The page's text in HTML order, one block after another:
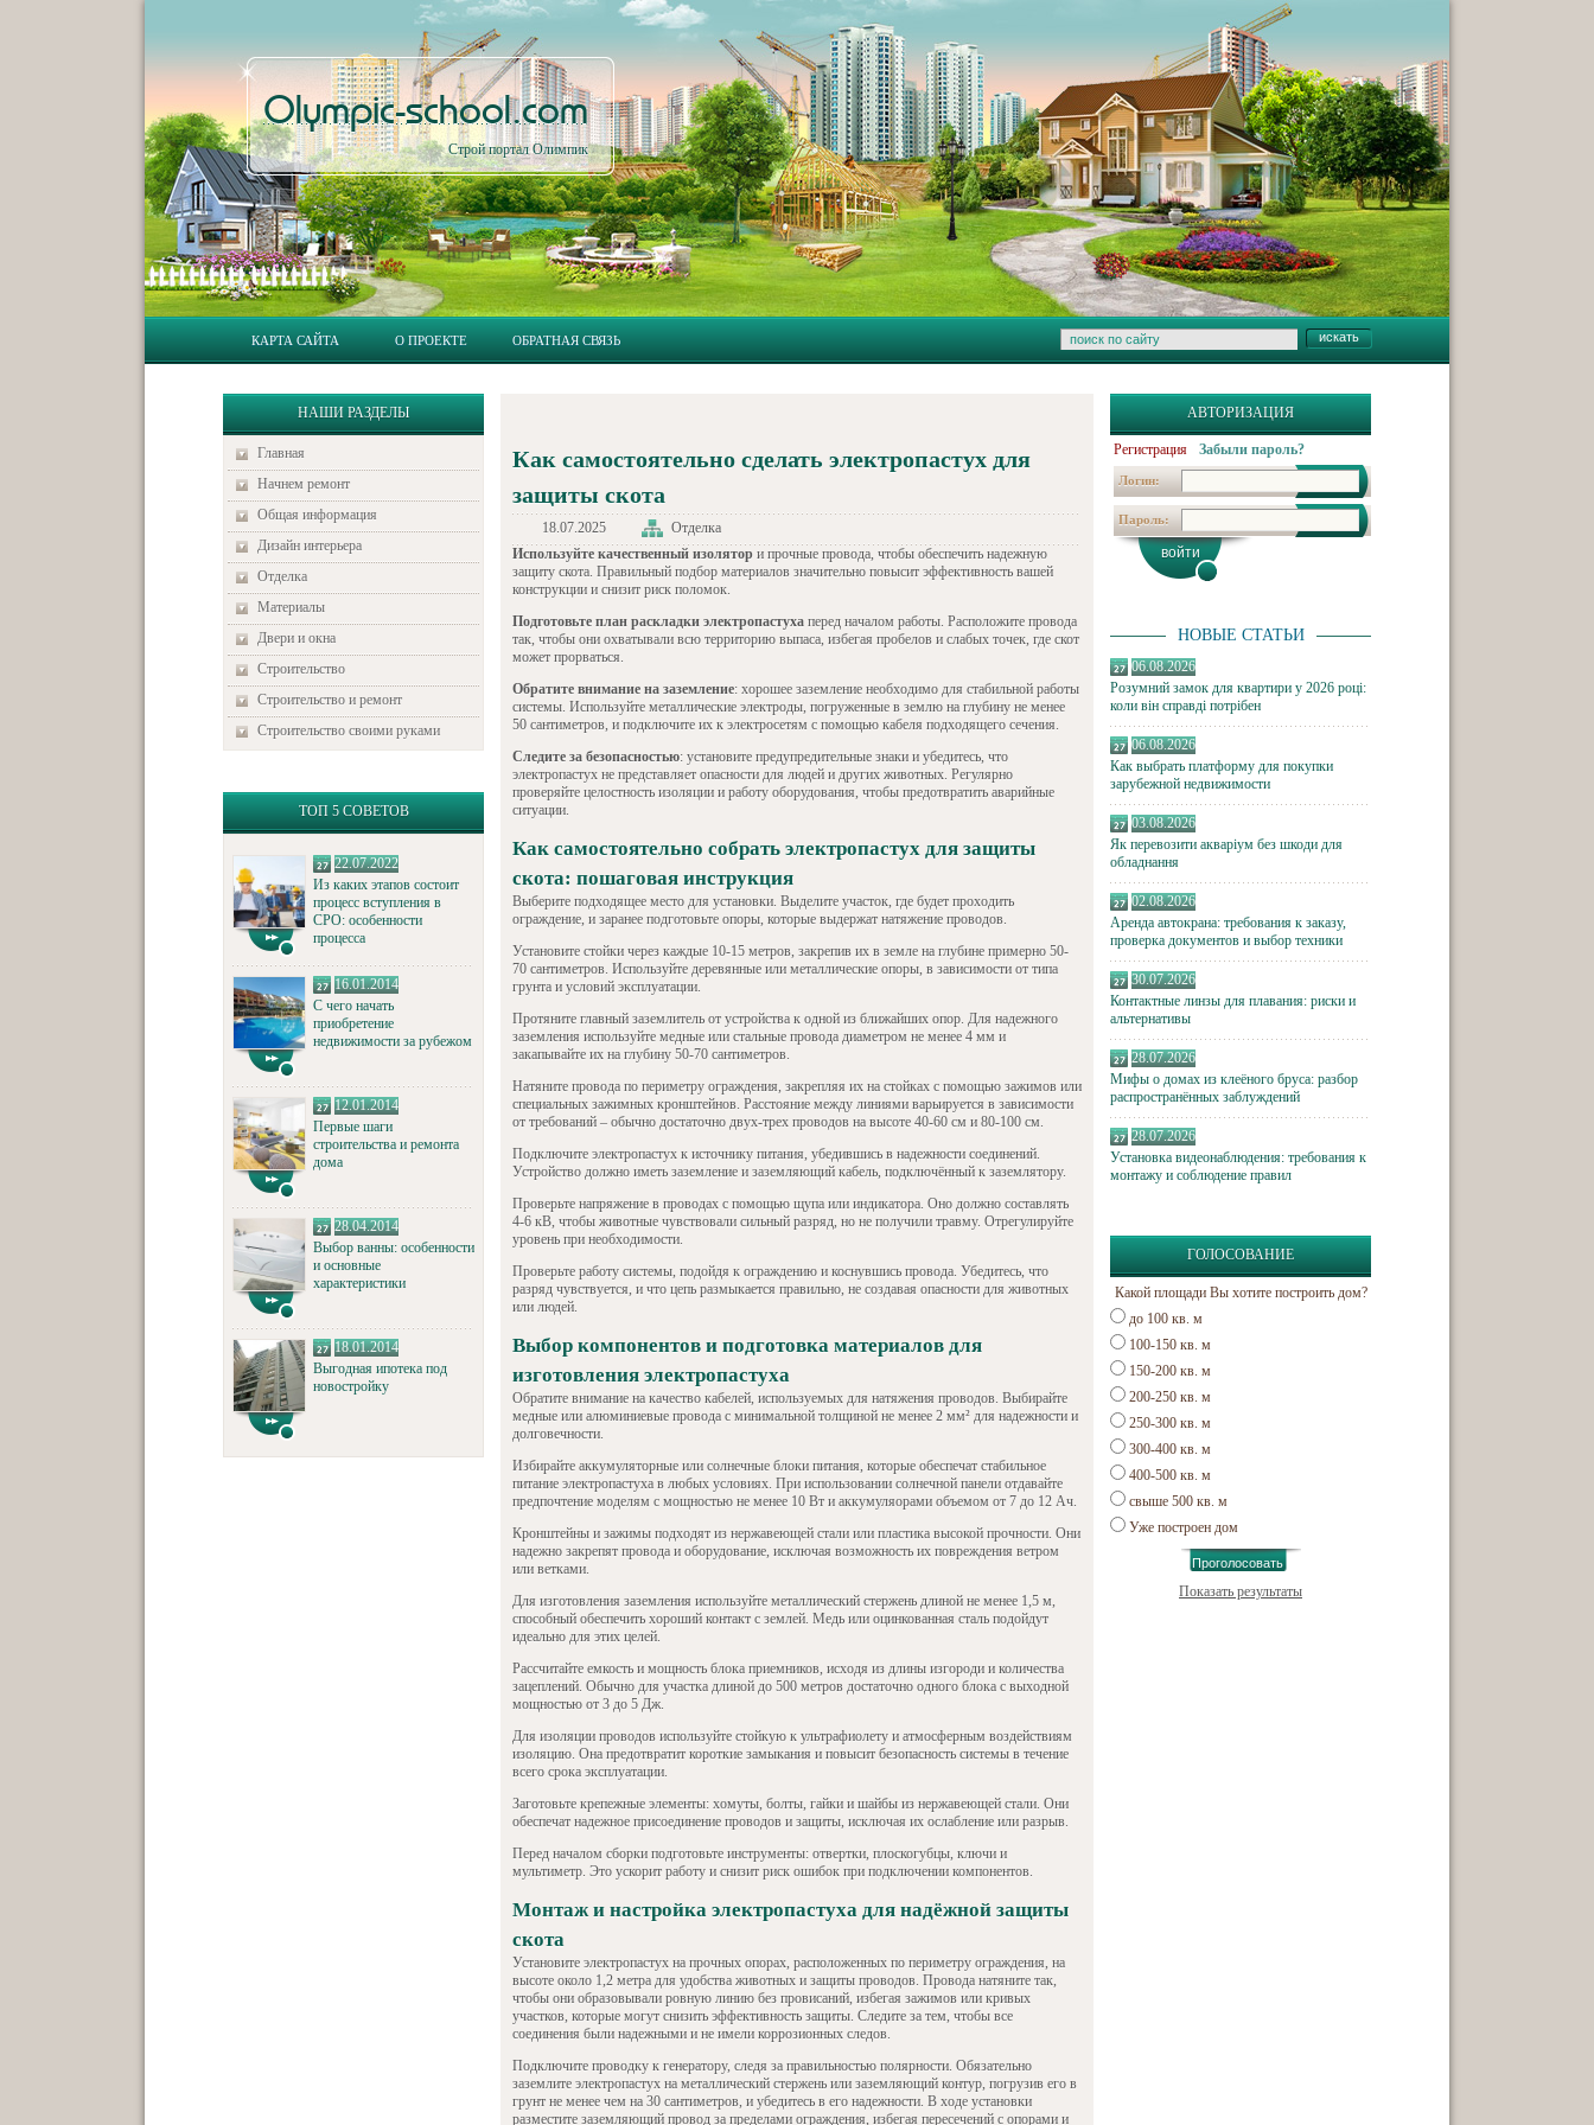
Olympic-school.com
Строй портал Олимпик
КАРТА САЙТА О ПРОЕКТЕ ОБРАТНАЯ СВЯЗЬ
НАШИ РАЗДЕЛЫ
Главная
Начнем ремонт
Общая информация
Дизайн интерьера
Отделка
Материалы
Двери и окна
Строительство
Строительство и ремонт
Строительство своими руками
ТОП 5 СОВЕТОВ
22.07.2022
Из каких этапов состоит
процесс вступления в
СРО: особенности
процесса
16.01.2014
С чего начать
приобретение
недвижимости за рубежом
12.01.2014
Первые шаги
строительства и ремонта
дома
28.04.2014
Выбор ванны: особенности
и основные
характеристики
18.01.2014
Выгодная ипотека под
новостройку
АВТОРИЗАЦИЯ
Регистрация Забыли пароль?
Логин:
Пароль:
НОВЫЕ СТАТЬИ
06.08.2026
Розумний замок для квартири у 2026 році:
коли він справді потрібен
06.08.2026
Как выбрать платформу для покупки
зарубежной недвижимости
03.08.2026
Як перевозити акваріум без шкоди для
обладнання
02.08.2026
Аренда автокрана: требования к заказу,
проверка документов и выбор техники
30.07.2026
Контактные линзы для плавания: риски и
альтернативы
28.07.2026
Мифы о домах из клеёного бруса: разбор
распространённых заблуждений
28.07.2026
Установка видеонаблюдения: требования к
монтажу и соблюдение правил
ГОЛОСОВАНИЕ
Какой площади Вы хотите построить дом?
до 100 кв. м
100-150 кв. м
150-200 кв. м
200-250 кв. м
250-300 кв. м
300-400 кв. м
400-500 кв. м
свыше 500 кв. м
Уже построен дом
Показать результаты
Как самостоятельно сделать электропастух для
защиты скота
18.07.2025
Отделка
Используйте качественный изолятор и прочные провода, чтобы обеспечить надежную
защиту скота. Правильный подбор материалов значительно повысит эффективность вашей
конструкции и снизит риск поломок.
Подготовьте план раскладки электропастуха перед началом работы. Расположите провода
так, чтобы они охватывали всю территорию выпаса, избегая пробелов и слабых точек, где скот
может прорваться.
Обратите внимание на заземление: хорошее заземление необходимо для стабильной работы
системы. Используйте металлические электроды, погруженные в землю на глубину не менее
50 сантиметров, и подключите их к электросетям с помощью кабеля подходящего сечения.
Следите за безопасностью: установите предупредительные знаки и убедитесь, что
электропастух не представляет опасности для людей и других животных. Регулярно
проверяйте целостность изоляции и работу оборудования, чтобы предотвратить аварийные
ситуации.
Как самостоятельно собрать электропастух для защиты
скота: пошаговая инструкция
Выберите подходящее место для установки. Выделите участок, где будет проходить
ограждение, и заранее подготовьте опоры, которые выдержат натяжение проводов.
Установите стойки через каждые 10-15 метров, закрепив их в земле на глубине примерно 50-
70 сантиметров. Используйте деревянные или металлические опоры, в зависимости от типа
грунта и условий эксплуатации.
Протяните главный заземлитель от устройства к одной из ближайших опор. Для надежного
заземления используйте медные или стальные провода диаметром не менее 4 мм и
закапывайте их на глубину 50-70 сантиметров.
Натяните провода по периметру ограждения, закрепляя их на стойках с помощью зажимов или
специальных зажимных кронштейнов. Расстояние между линиями варьируется в зависимости
от требований – обычно достаточно двух-трех проводов на высоте 40-60 см и 80-100 см.
Подключите электропастух к источнику питания, убедившись в надежности соединений.
Устройство должно иметь заземление и заземляющий кабель, подключённый к заземлятору.
Проверьте напряжение в проводах с помощью щупа или индикатора. Оно должно составлять
4-6 кВ, чтобы животные чувствовали сильный разряд, но не получили травму. Отрегулируйте
уровень при необходимости.
Проверьте работу системы, подойдя к ограждению и коснувшись провода. Убедитесь, что
разряд чувствуется, и что цепь размыкается правильно, не создавая опасности для животных
или людей.
Выбор компонентов и подготовка материалов для
изготовления электропастуха
Обратите внимание на качество кабелей, используемых для натяжения проводов. Выбирайте
медные или алюминиевые провода с минимальной толщиной не менее 2 мм² для надежности и
долговечности.
Избирайте аккумуляторные или солнечные блоки питания, которые обеспечат стабильное
питание электропастуха в любых условиях. При использовании солнечной панели отдавайте
предпочтение моделям с мощностью не менее 10 Вт и аккумуляорами объемом от 7 до 12 Ач.
Кронштейны и зажимы подходят из нержавеющей стали или пластика высокой прочности. Они
надежно закрепят провода и оборудование, исключая возможность их повреждения ветром
или ветками.
Для изготовления заземления используйте металлический стержень длиной не менее 1,5 м,
способный обеспечить хороший контакт с землей. Медь или оцинкованная сталь подойдут
идеально для этих целей.
Рассчитайте емкость и мощность блока приемников, исходя из длины изгороди и количества
зацеплений. Обычно для участка длиной до 500 метров достаточно одного блока с выходной
мощностью от 3 до 5 Дж.
Для изоляции проводов используйте стойкую к ультрафиолету и атмосферным воздействиям
изоляцию. Она предотвратит короткие замыкания и повысит безопасность системы в течение
всего срока эксплуатации.
Заготовьте крепежные элементы: хомуты, болты, гайки и шайбы из нержавеющей стали. Они
обеспечат надежное присоединение проводов и защиты, исключая их ослабление или разрыв.
Перед началом сборки подготовьте инструменты: отвертки, плоскогубцы, ключи и
мультиметр. Это ускорит работу и снизит риск ошибок при подключении компонентов.
Монтаж и настройка электропастуха для надёжной защиты
скота
Установите электропастух на прочных опорах, расположенных по периметру ограждения, на
высоте около 1,2 метра для удобства животных и защиты проводов. Провода натяните так,
чтобы они образовывали ровную линию без провисаний, избегая зажимов или кривых
участков, которые могут снизить эффективность защиты. Следите за тем, чтобы все
соединения были надежными и не имели коррозионных следов.
Подключите проводку к генератору, следя за правильностью полярности. Обязательно
заземлите электропастух на металлический стержень или заземляющий контур, погрузив его в
грунт не менее чем на 30 сантиметров, и убедитесь в его надежности. В ходе установки
разместите заземляющий провод за пределами ограждения, избегая пересечений с опорами и